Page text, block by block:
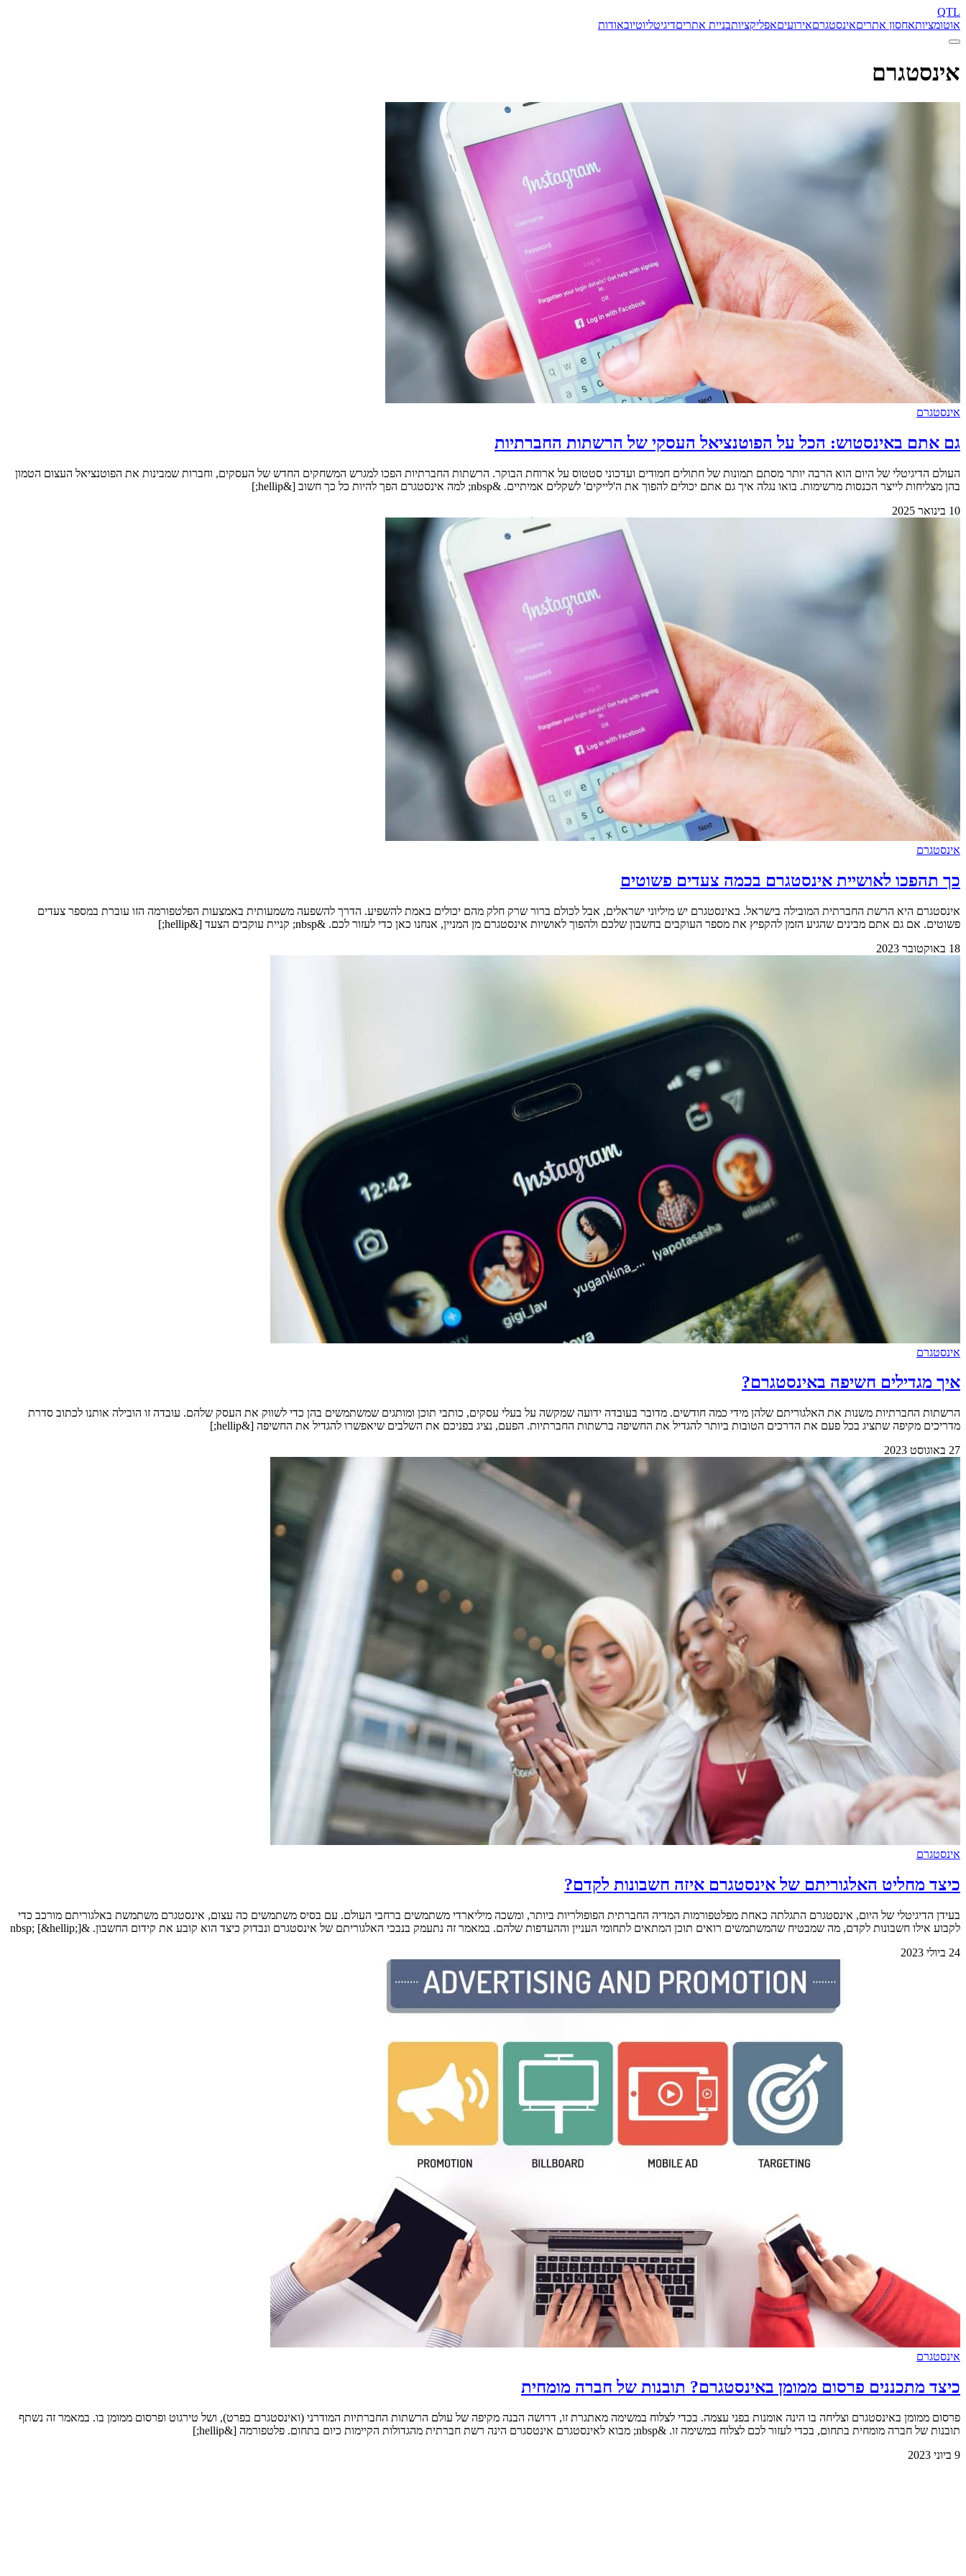
QTL
אוטומציותאחסון אתריםאינסטגרםאירועיםאפליקציותבניית אתריםדיגיטליוטיובאודות
אינסטגרם
אינסטגרם
גם אתם באינסטוש: הכל על הפוטנציאל העסקי של הרשתות החברתיות
העולם הדיגיטלי של היום הוא הרבה יותר מסתם תמונות של חתולים חמודים ועדכוני סטטוס על ארוחת הבוקר. הרשתות החברתיות הפכו למגרש המשחקים החדש של העסקים, וחברות שמבינות את הפוטנציאל העצום הטמון
בהן מצליחות לייצר הכנסות מרשימות. בואו נגלה איך גם אתם יכולים להפוך את ה'לייקים' לשקלים אמיתיים. &nbsp; למה אינסטגרם הפך להיות כל כך חשוב [&hellip;]
10 בינואר 2025
אינסטגרם
כך תהפכו לאושיית אינסטגרם בכמה צעדים פשוטים
אינסטגרם היא הרשת החברתית המובילה בישראל. באינסטגרם יש מיליוני ישראלים, אבל לכולם ברור שרק חלק מהם יכולים באמת להשפיע. הדרך להשפעה משמעותית באמצעות הפלטפורמה הזו עוברת במספר צעדים
פשוטים. אם גם אתם מבינים שהגיע הזמן להקפיץ את מספר העוקבים בחשבון שלכם ולהפוך לאושיות אינסטגרם מן המניין, אנחנו כאן כדי לעזור לכם. &nbsp; קניית עוקבים הצעד [&hellip;]
18 באוקטובר 2023
אינסטגרם
איך מגדילים חשיפה באינסטגרם?
הרשתות החברתיות משנות את האלגוריתם שלהן מידי כמה חודשים. מדובר בעובדה ידועה שמקשה על בעלי עסקים, כותבי תוכן ומותגים שמשתמשים בהן כדי לשווק את העסק שלהם. עובדה זו הובילה אותנו לכתוב סדרת
מדריכים מקיפה שתציג בכל פעם את הדרכים הטובות ביותר להגדיל את החשיפה ברשתות החברתיות. הפעם, נציג בפניכם את השלבים שיאפשרו להגדיל את החשיפה [&hellip;]
27 באוגוסט 2023
אינסטגרם
כיצד מחליט האלגוריתם של אינסטגרם איזה חשבונות לקדם?
בעידן הדיגיטלי של היום, אינסטגרם התגלתה כאחת מפלטפורמות המדיה החברתית הפופולריות ביותר, ומשכה מיליארדי משתמשים ברחבי העולם. עם בסיס משתמשים כה עצום, אינסטגרם משתמשת באלגוריתם מורכב כדי
לקבוע אילו חשבונות לקדם, מה שמבטיח שהמשתמשים רואים תוכן המתאים לתחומי העניין וההעדפות שלהם. במאמר זה נתעמק בנבכי האלגוריתם של אינסטגרם ונבדוק כיצד הוא קובע את קידום החשבון. &nbsp; [&hellip;]
24 ביולי 2023
אינסטגרם
כיצד מתכננים פרסום ממומן באינסטגרם? תובנות של חברה מומחית
פרסום ממומן באינסטגרם וצליחה בו הינה אומנות בפני עצמה. בכדי לצלוח במשימה מאתגרת זו, דרושה הבנה מקיפה של עולם הרשתות החברתיות המודרני (ואינסטגרם בפרט), ושל טירגוט ופרסום ממומן בו. במאמר זה נשתף
תובנות של חברה מומחית בתחום, בכדי לעזור לכם לצלוח במשימה זו. &nbsp; מבוא לאינסטגרם אינטסגרם הינה רשת חברתית מהגדולות הקיימות כיום בתחום. פלטפורמה [&hellip;]
9 ביוני 2023